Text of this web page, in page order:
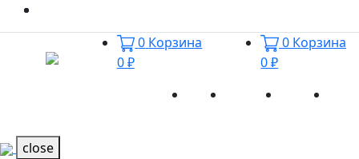
0 Корзина
0 ₽
0 Корзина
0 ₽
Акции Новинки
close